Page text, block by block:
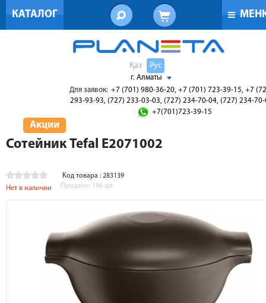
КАТАЛОГ
Қаз Рус
г. Алматы
Для заявок: +7 (701) 980-36-20, +7 (701) 723-39-15, +7
293-93-93, (727) 233-03-03, (727) 234-70-04, (727) 234-
+7(701)723-39-15
Акции
Сотейник Tefal E2071002
Код товара : 283139
Нет в наличии
Продано: 196 шт